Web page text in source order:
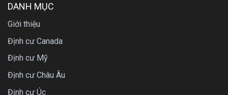
DANH MỤC
Giới thiệu
Định cư Canada
Định cư Mỹ
Định cư Châu Âu
Định cư Úc